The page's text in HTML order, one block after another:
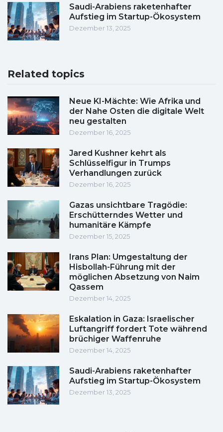
Saudi-Arabiens raketenhafter
Aufstieg im Startup-Ökosystem
Dezember 13, 2025
Related topics
Neue KI-Mächte: Wie Afrika und
der Nahe Osten die digitale Welt
neu gestalten
Dezember 16, 2025
Jared Kushner kehrt als
Schlüsselfigur in Trumps
Verhandlungen zurück
Dezember 16, 2025
Gazas unsichtbare Tragödie:
Erschütterndes Wetter und
humanitäre Kämpfe
Dezember 15, 2025
Irans Plan: Umgestaltung der
Hisbollah-Führung mit der
möglichen Absetzung von Naim
Qassem
Dezember 14, 2025
Eskalation in Gaza: Israelischer
Luftangriff fordert Tote während
brüchiger Waffenruhe
Dezember 14, 2025
Saudi-Arabiens raketenhafter
Aufstieg im Startup-Ökosystem
Dezember 13, 2025